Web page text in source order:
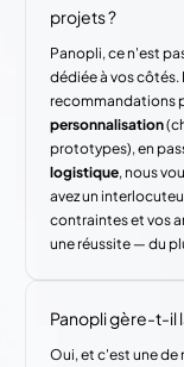
projets ?
Panopli, ce n'est
dédiée à vos côtés.
recommandations
personnalisation
prototypes), en
logistique, nous
avez un
contraintes et vos
une réussite — du
Panopli gère-t-il
Oui, et c'est une de